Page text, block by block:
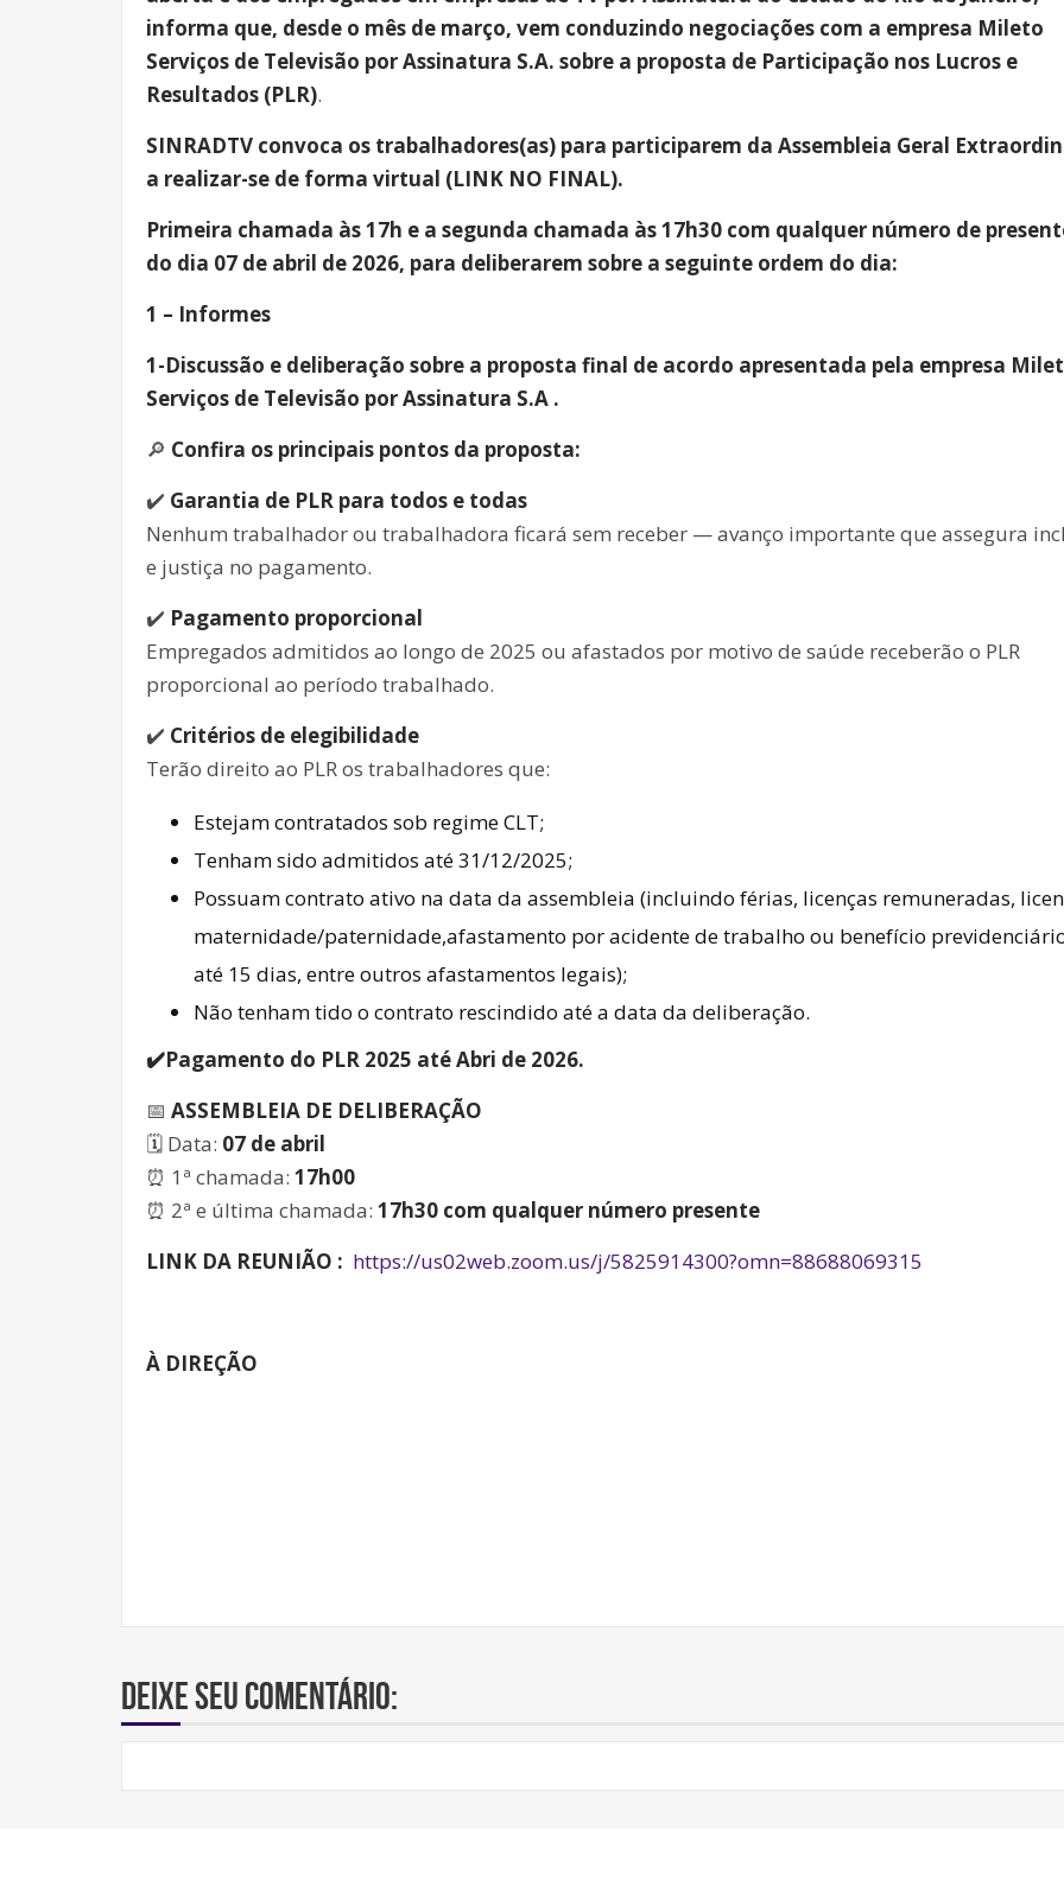
informa que, desde o mês de março, vem conduzindo negociações com a empresa Mileto
Serviços de Televisão por Assinatura S.A. sobre a proposta de Participação nos Lucros e
Resultados (PLR).
SINRADTV convoca os trabalhadores(as) para participarem da Assembleia Geral
a realizar-se de forma virtual (LINK NO FINAL).
Primeira chamada às 17h e a segunda chamada às 17h30 com qualquer número de
do dia 07 de abril de 2026, para deliberarem sobre a seguinte ordem do dia:
1 – Informes
1-Discussão e deliberação sobre a proposta final de acordo apresentada pela empresa
Serviços de Televisão por Assinatura S.A .
🔎 Confira os principais pontos da proposta:
✔️ Garantia de PLR para todos e todas
Nenhum trabalhador ou trabalhadora ficará sem receber — avanço importante que assegura
e justiça no pagamento.
✔️ Pagamento proporcional
Empregados admitidos ao longo de 2025 ou afastados por motivo de saúde receberão o PLR
proporcional ao período trabalhado.
✔️ Critérios de elegibilidade
Terão direito ao PLR os trabalhadores que:
Estejam contratados sob regime CLT;
Tenham sido admitidos até 31/12/2025;
Possuam contrato ativo na data da assembleia (incluindo férias, licenças remuneradas,
maternidade/paternidade,afastamento por acidente de trabalho ou benefício
até 15 dias, entre outros afastamentos legais);
Não tenham tido o contrato rescindido até a data da deliberação.
✔️Pagamento do PLR 2025 até Abri de 2026.
📅 ASSEMBLEIA DE DELIBERAÇÃO
🗓️ Data: 07 de abril
⏰ 1ª chamada: 17h00
⏰ 2ª e última chamada: 17h30 com qualquer número presente
LINK DA REUNIÃO : https://us02web.zoom.us/j/5825914300?omn=88688069315
À DIREÇÃO
Deixe seu comentário: